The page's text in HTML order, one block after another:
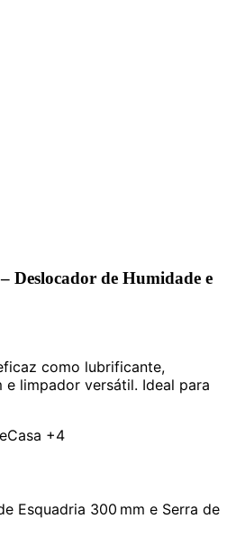
Deslocador de Humidade e
como lubrificante,
limpador versátil. Ideal para
Casa +4
Esquadria 300 mm e Serra de